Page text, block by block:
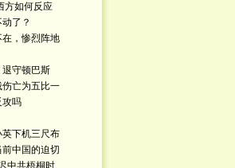
方如何反应
了？
在，惨烈阵地
退守顿巴斯
伤亡为五比一
攻吗
英下机三尺布
前中国的迫切
中共梧桐时